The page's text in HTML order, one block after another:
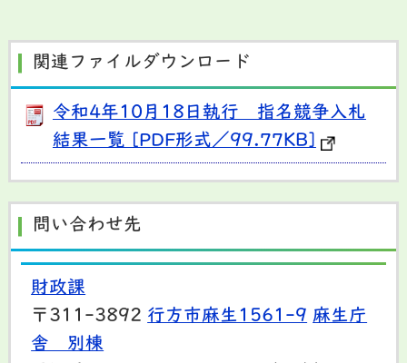
関連ファイルダウンロード
令和4年10月18日執行 指名競争入札
結果一覧 [PDF形式／99.77KB]
問い合わせ先
財政課
〒311-3892 行方市麻生1561-9 麻生庁
舎 別棟